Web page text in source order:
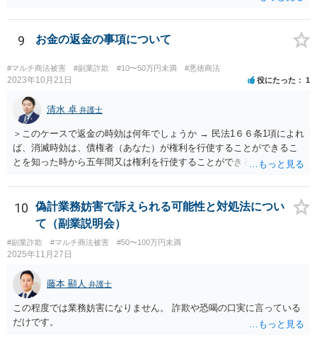
行為については、不法行為に基づく損害賠償、不当利得返還請求など
が考えられます。知人やファンドリーダーを共同不法行為者として、
9 お金の返金の事項について
#マルチ商法被害 #副業詐欺 #10〜50万円未満 #悪徳商法
2023年10月21日 役にたった 1
清水 卓 弁護士
＞このケースで返金の時効は何年でしょうか → 民法1６６条1項によれ
ば、消滅時効は、債権者（あなた）が権利を行使することができるこ
とを知った時から五年間又は権利を行使することができる時から十年
ときは、時効は更新しされ、その時から新たに進行を開始します。
「電話の音声録音やLINEで相手がお金を返金する内容の文書は残って
います。」とのことですが、これらが権利の承認にあたる可能性もあ
ります。 ＞こんな状態でも返金要求してもいいのでしょうか。 → 相
手方が４５万円をこのまま利得できる法的根拠はないように思われま
す。考えられる回収手段としては、支払督促、少額訴訟、民事調停、
民事訴訟等があります。各手続きにはそれぞれの特徴があるので、一
度、お住まいの地域等の弁護士に相談する等して、ご事案にあった方
法を検討なさってみてはいかがでしょうか。 【参考】お金を払っても
らえない」とお困りの方へ（政府広報オンライン） https://www.gov-o
10
偽計業務妨害で訴えられる可能性と対処法につい
て（副業説明会）
#副業詐欺 #マルチ商法被害 #50〜100万円未満
2025年11月27日
藤本 顯人 弁護士
この程度では業務妨害になりません。 詐欺や恐喝の口実に言っている
だけです。